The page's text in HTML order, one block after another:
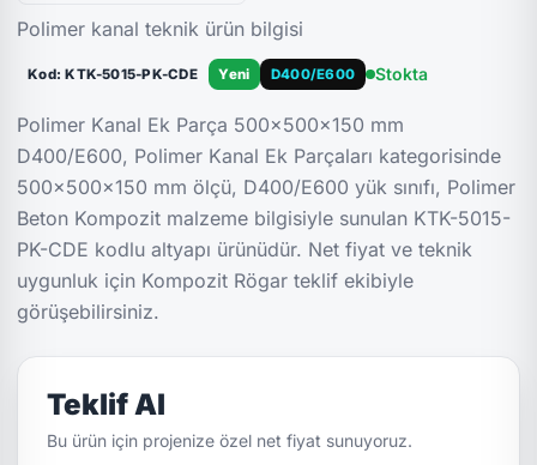
Polimer kanal teknik ürün bilgisi
Kod: KTK-5015-PK-CDE Yeni D400/E600 Stokta
Polimer Kanal Ek Parça 500x500x150 mm
D400/E600, Polimer Kanal Ek Parçaları kategorisinde
500x500x150 mm ölçü, D400/E600 yük sınıfı, Polimer
Beton Kompozit malzeme bilgisiyle sunulan KTK-5015-
PK-CDE kodlu altyapı ürünüdür. Net fiyat ve teknik
uygunluk için Kompozit Rögar teklif ekibiyle
görüşebilirsiniz.
Teklif Al
Bu ürün için projenize özel net fiyat sunuyoruz.